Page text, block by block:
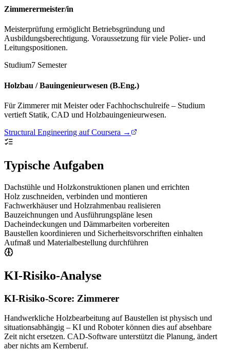
Zimmerermeister/in
Meisterprüfung ermöglicht Betriebsgründung und
Ausbildungsberechtigung. Voraussetzung für viele Polier- und
Leitungspositionen.
Studium7 Semester
Holzbau / Bauingenieurwesen (B.Eng.)
Für Zimmerer mit Meister oder Fachhochschulreife – Studium
vertieft Statik, CAD und Holzbauingenieurwesen.
Structural Engineering auf Coursera →
Typische Aufgaben
Dachstühle und Holzkonstruktionen planen und errichten
Holz zuschneiden, verbinden und montieren
Fachwerkhäuser und Holzrahmenbau realisieren
Bauzeichnungen und Ausführungspläne lesen
Dacheindeckungen und Dämmarbeiten vorbereiten
Baustellen koordinieren und Sicherheitsvorschriften einhalten
Aufmaß und Materialbestellung durchführen
KI-Risiko-Analyse
KI-Risiko-Score: Zimmerer
Handwerkliche Holzbearbeitung auf Baustellen ist physisch und
situationsabhängig – KI und Roboter können dies auf absehbare
Zeit nicht ersetzen. CAD-Software unterstützt die Planung, ändert
aber nichts am Kernberuf.